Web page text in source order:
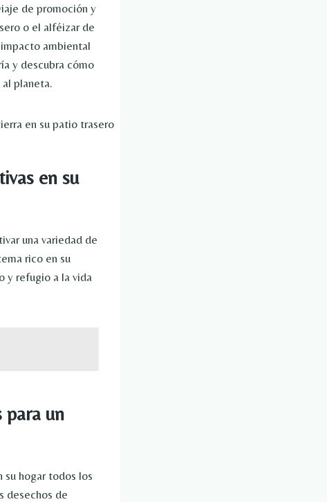
de promoción y
o el alféizar de
ambiental
y descubra cómo
planeta.
en su
una variedad de
rico en su
y refugio a la vida
para un
su hogar todos los
desechos de